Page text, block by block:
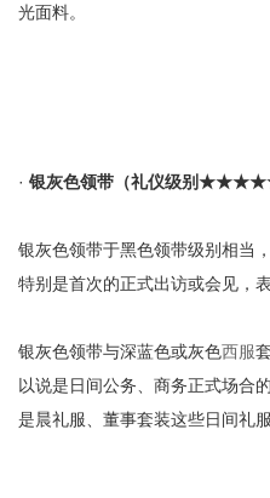
光面料。
· 银灰色领带（礼仪级别★★★★
银灰色领带于黑色领带级别相当
特别是首次的正式出访或会见，
银灰色领带与深蓝色或灰色西服
以说是日间公务、商务正式场合
是晨礼服、董事套装这些日间礼